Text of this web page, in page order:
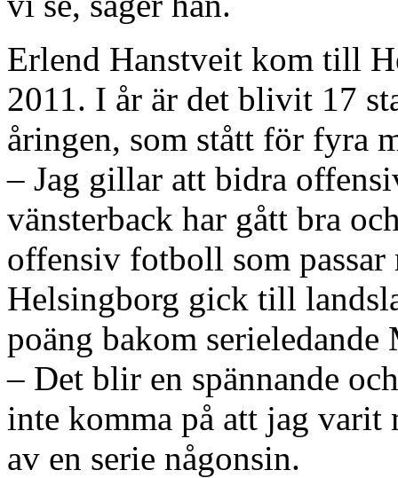
Erlend Hanstveit kom till
2011. I år är det blivit 17
åringen, som stått för fyra
– Jag gillar att bidra
vänsterback har gått bra
offensiv fotboll som passar
Helsingborg gick till
poäng bakom
– Det blir en spännande
inte komma på att jag
av en serie någonsin.